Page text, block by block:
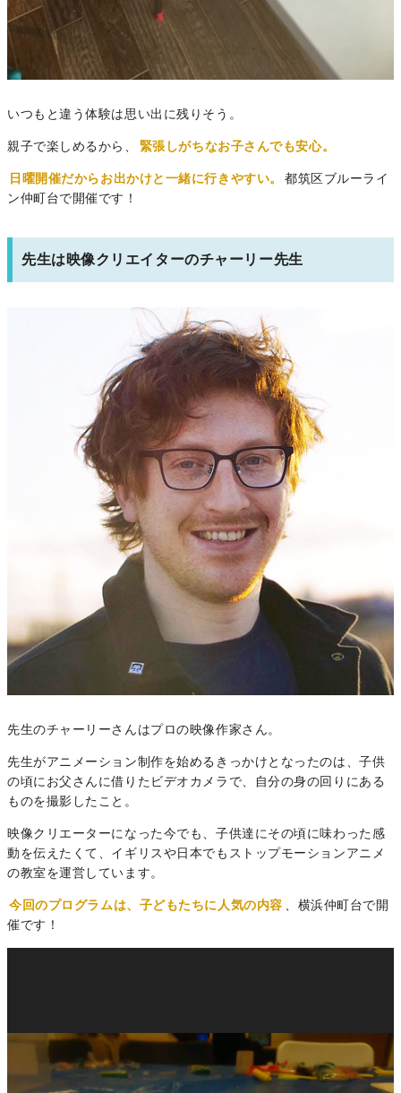
いつもと違う体験は思い出に残りそう。
親子で楽しめるから、 緊張しがちなお子さんでも安心。
日曜開催だからお出かけと一緒に行きやすい。
都筑区ブルーライ
ン仲町台で開催です！
先生は映像クリエイターのチャーリー先生
先生のチャーリーさんはプロの映像作家さん。
先生がアニメーション制作を始めるきっかけとなったのは、子供
の頃にお父さんに借りたビデオカメラで、自分の身の回りにある
ものを撮影したこと。
映像クリエーターになった今でも、子供達にその頃に味わった感
動を伝えたくて、イギリスや日本でもストップモーションアニメ
の教室を運営しています。
今回のプログラムは、子どもたちに人気の内容 、横浜仲町台で開
催です！
ー
ー